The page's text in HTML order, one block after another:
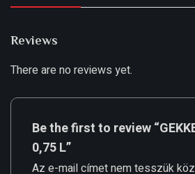
Reviews
There are no reviews yet.
Be the first to review
0,75 L”
Az e-mail címet nem tesszük